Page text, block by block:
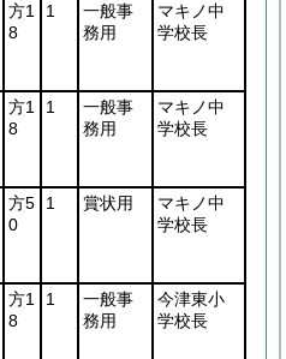
方1
8
1
一般事
務用
マキノ中
学校長
方1
8
1
一般事
務用
マキノ中
学校長
方5
0
1 賞状用
マキノ中
学校長
方1
8
1
一般事
務用
今津東小
学校長